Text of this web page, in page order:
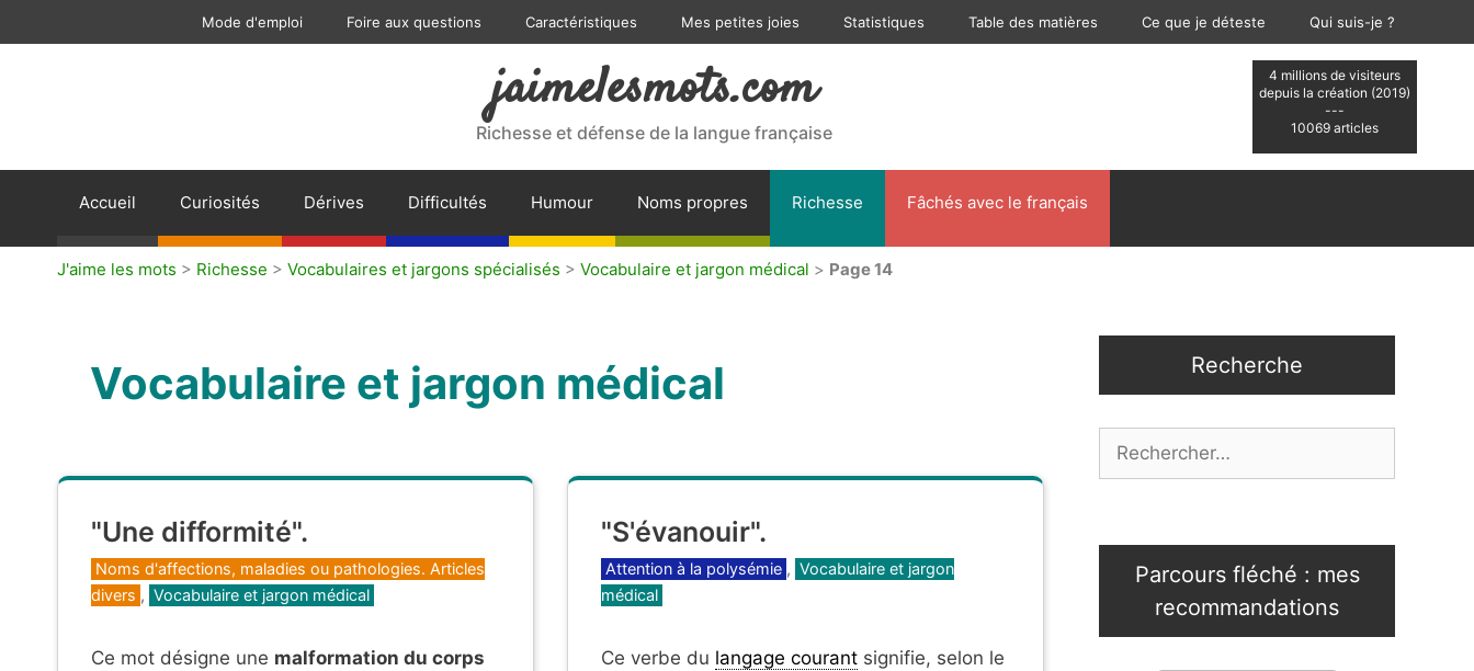
Mode d'emploi Foire aux questions Caractéristiques Mes petites joies Statistiques Table des matières Ce que je déteste Qui suis-je ?
4 millions de visiteurs
depuis la création (2019)
---
10069 articles
jaimelesmots.com
Richesse et défense de la langue française
Accueil Curiosités Dérives Difficultés Humour Noms propres Richesse Fâchés avec le français
J'aime les mots > Richesse > Vocabulaires et jargons spécialisés > Vocabulaire et jargon médical > Page 14
Vocabulaire et jargon médical
"Une difformité".
Catégories
Noms d'affections, maladies ou pathologies. Articles
divers , Vocabulaire et jargon médical
Ce mot désigne une malformation du corps
"S'évanouir".
Catégories
Attention à la polysémie , Vocabulaire et jargon
médical
Ce verbe du langage courant signifie, selon le
Recherche
Parcours fléché : mes
recommandations